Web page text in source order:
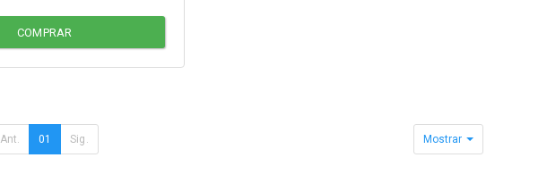
COMPRAR
Ant. 01 Sig. Mostrar